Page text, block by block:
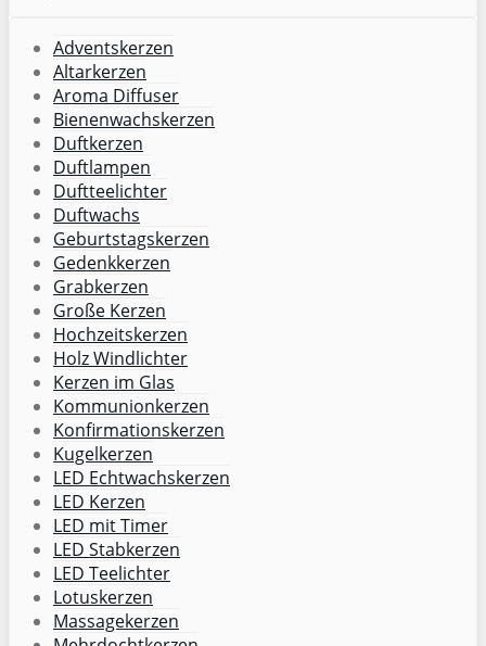
Adventskerzen
Altarkerzen
Aroma Diffuser
Bienenwachskerzen
Duftkerzen
Duftlampen
Duftteelichter
Duftwachs
Geburtstagskerzen
Gedenkkerzen
Grabkerzen
Große Kerzen
Hochzeitskerzen
Holz Windlichter
Kerzen im Glas
Kommunionkerzen
Konfirmationskerzen
Kugelkerzen
LED Echtwachskerzen
LED Kerzen
LED mit Timer
LED Stabkerzen
LED Teelichter
Lotuskerzen
Massagekerzen